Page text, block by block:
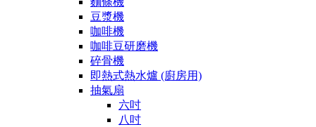
豆漿機
咖啡機
咖啡豆研磨機
碎骨機
即熱式熱水爐 (廚房用)
抽氣扇
六吋
八吋